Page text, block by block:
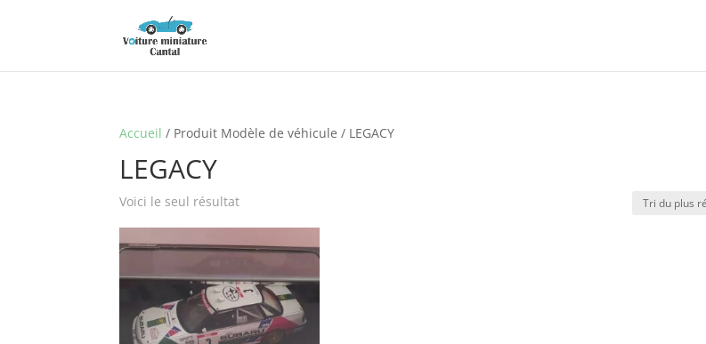
Accueil / Produit Modèle de véhicule / LEGACY
LEGACY
Voici le seul résultat